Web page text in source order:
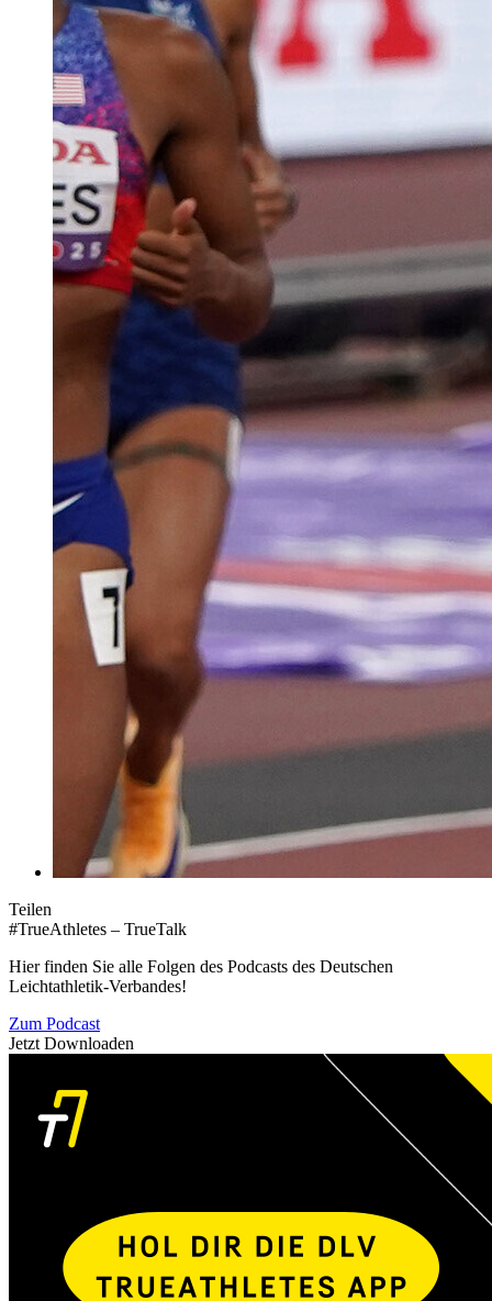
Teilen
#TrueAthletes – TrueTalk
Hier finden Sie alle Folgen des Podcasts des Deutschen
Leichtathletik-Verbandes!
Zum Podcast
Jetzt Downloaden